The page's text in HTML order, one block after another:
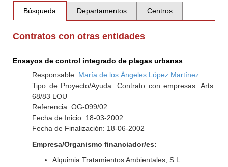
Búsqueda Departamentos Centros
Contratos con otras entidades
Ensayos de control integrado de plagas urbanas
Responsable: María de los Ángeles López Martínez
Tipo de Proyecto/Ayuda: Contrato con empresas: Arts.
68/83 LOU
Referencia: OG-099/02
Fecha de Inicio: 18-03-2002
Fecha de Finalización: 18-06-2002
Empresa/Organismo financiador/es:
Alquimia.Tratamientos Ambientales, S.L.